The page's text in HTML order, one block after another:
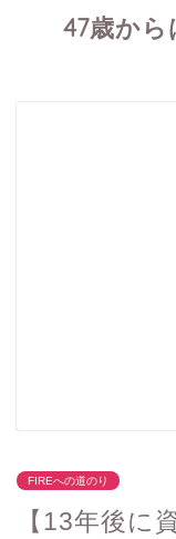
47歳から
FIREへの道のり
【13年後に